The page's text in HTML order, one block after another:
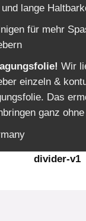
lange
für mehr
Wir
einzeln &
Das
ganz